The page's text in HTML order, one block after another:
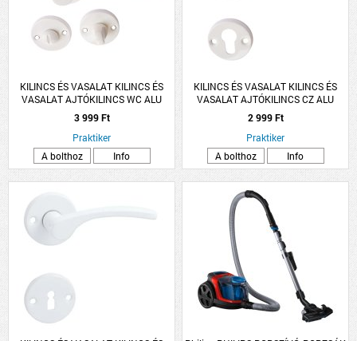
KILINCS ÉS VASALAT KILINCS ÉS
VASALAT AJTÓKILINCS WC ALU
FEHÉR LANA ROZETTÁS
3 999 Ft
Praktiker
A bolthoz
Info
KILINCS ÉS VASALAT KILINCS ÉS
VASALAT AJTÓKILINCS CZ ALU
FEHÉR LANA ROZETTÁS
2 999 Ft
Praktiker
A bolthoz
Info